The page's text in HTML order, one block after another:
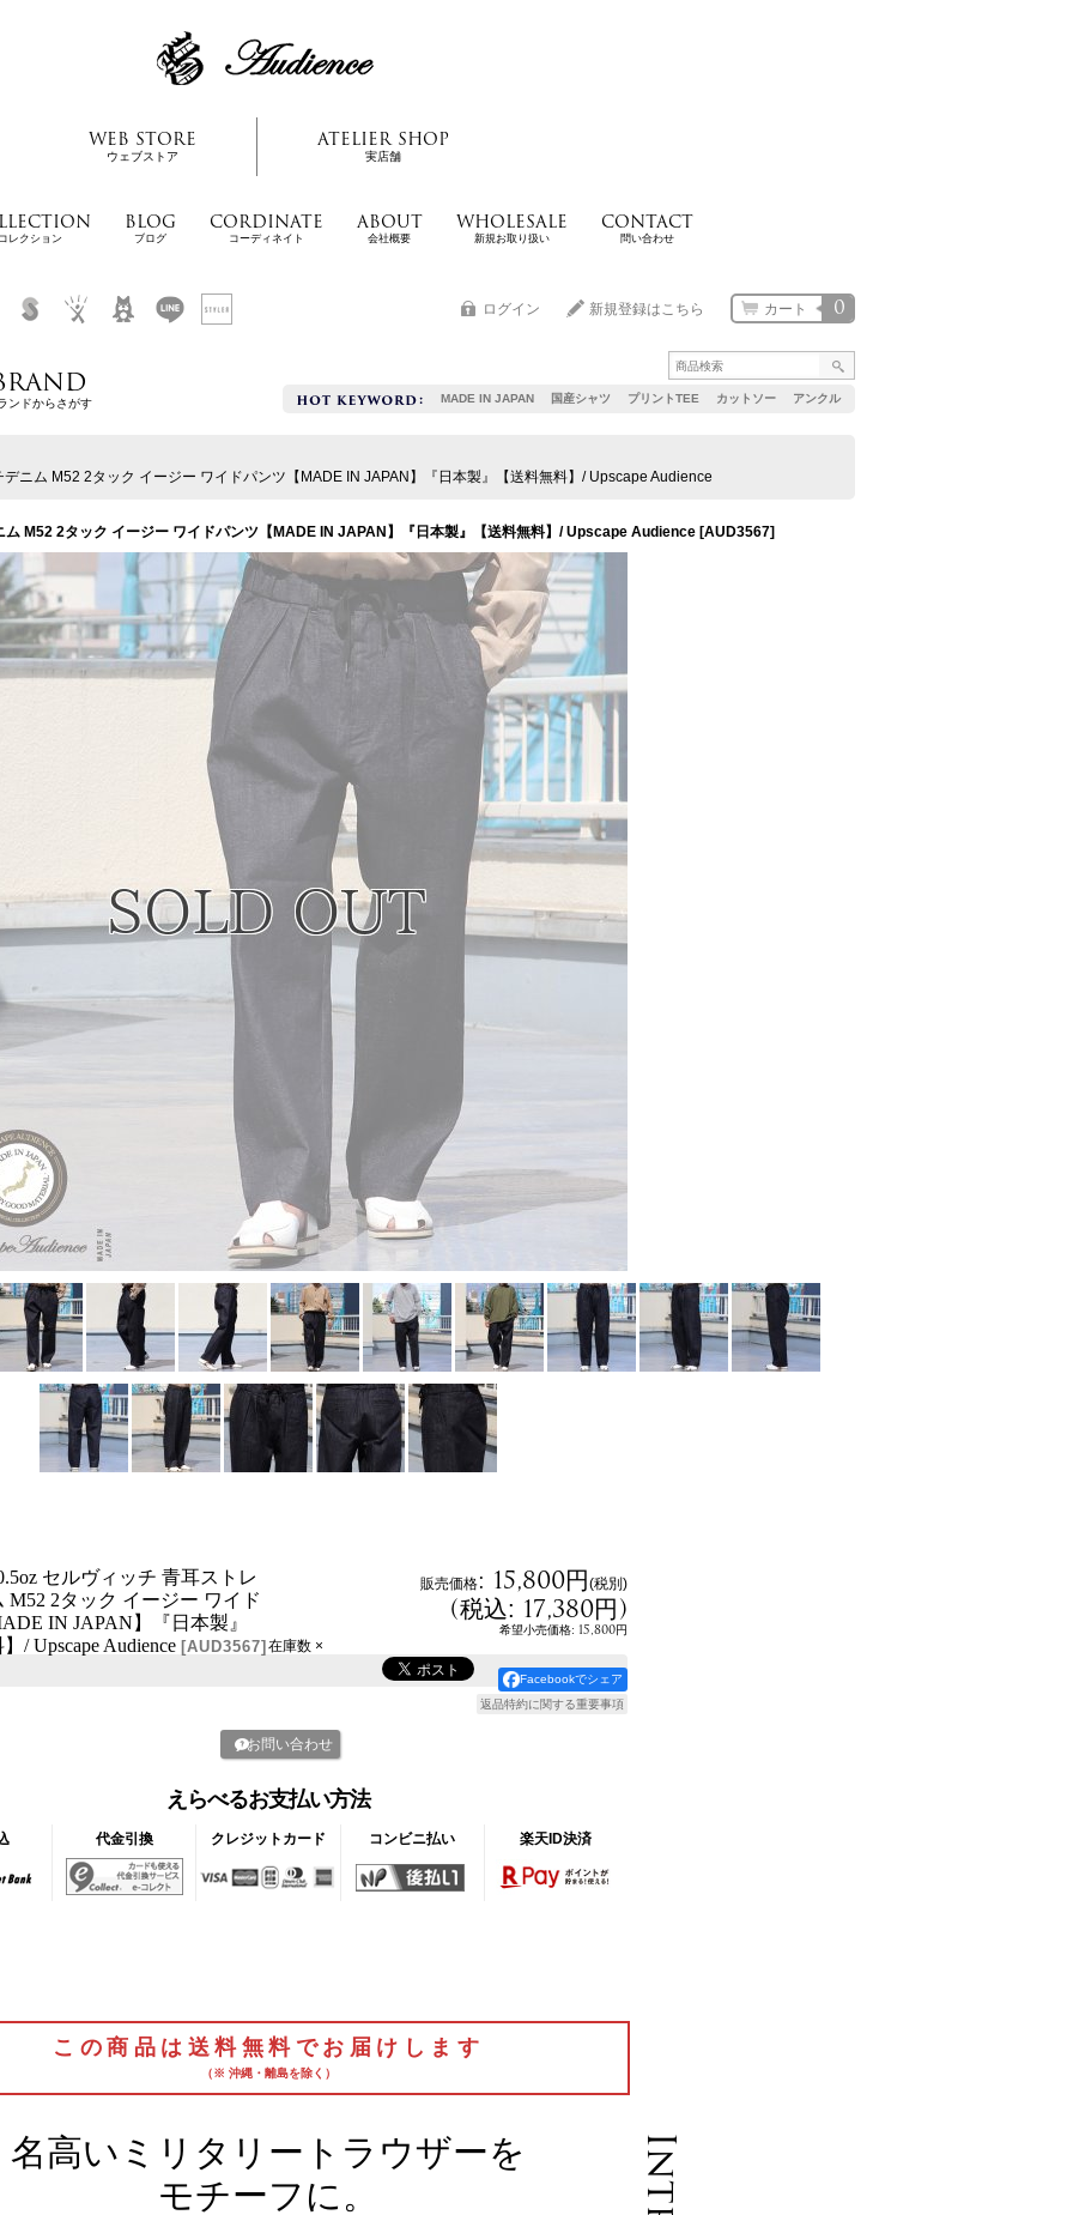
WEB STORE
ウェブストア
ATELIER SHOP
実店舗
レクション
BLOG
ブログ
CORDINATE
コーディネイト
ABOUT
会社概要
WHOLESALE
新規お取り扱い
CONTACT
問い合わせ
MADE IN JAPAN 国産シャツ プリントTEE カットソー アンクル
0
カート
ログイン 新規登録はこちら
ンドからさがす
ニム M52 2タック イージー ワイドパンツ【MADE IN JAPAN】『日本製』【送料無料】/ Upscape Audience
M52 2タック イージー ワイドパンツ【MADE IN JAPAN】『日本製』【送料無料】/ Upscape Audience [AUD3567]
セルヴィッチ 青耳ストレ
M52 2タック イージー ワイド
IN JAPAN】『日本製』
/ Upscape Audience [AUD3567]
販売価格: 15,800円(税別)
(税込: 17,380円)
希望小売価格: 15,800円
在庫数 ×
Facebookでシェア
返品特約に関する重要事項
お問い合わせ
えらべるお支払い方法
代金引換 クレジットカード コンビニ払い 楽天ID決済
この商品は送料無料でお届けします
（※ 沖縄・離島を除く）
名高いミリタリートラウザーを
モチーフに。